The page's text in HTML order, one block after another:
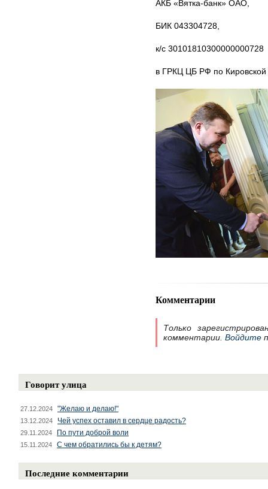
АКБ «Вятка-банк» ОАО,
БИК 043304728,
к/с 30101810300000000728
в ГРКЦ ЦБ РФ по Кировской
Комментарии
Только
комментарии. Войдите
Говорит улица
27.12.2024 "Желаю и делаю!"
13.12.2024 Чей успех оставил в сердце радость?
29.11.2024 По пути доброй воли
15.11.2024 С чем обратились бы к детям?
Последние комментарии